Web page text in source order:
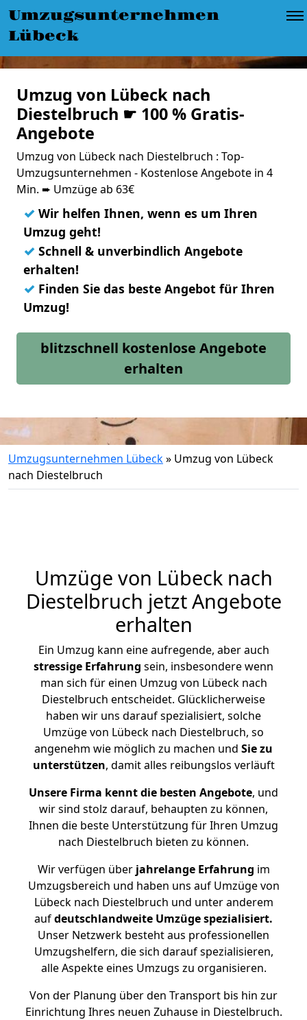
Umzugsunternehmen
Lübeck
Umzug von Lübeck nach
Diestelbruch ☛ 100 % Gratis-
Angebote
Umzug von Lübeck nach Diestelbruch : Top-
Umzugsunternehmen - Kostenlose Angebote in 4
Min. ➨ Umzüge ab 63€
✓ Wir helfen Ihnen, wenn es um Ihren
Umzug geht!
✓ Schnell & unverbindlich Angebote
erhalten!
✓ Finden Sie das beste Angebot für Ihren
Umzug!
blitzschnell kostenlose Angebote
erhalten
Umzugsunternehmen Lübeck» Umzug von Lübeck
nach Diestelbruch
Umzüge von Lübeck nach
Diestelbruch jetzt Angebote
erhalten
Ein Umzug kann eine aufregende, aber auch
stressige Erfahrung sein, insbesondere wenn
man sich für einen Umzug von Lübeck nach
Diestelbruch entscheidet. Glücklicherweise
haben wir uns darauf spezialisiert, solche
Umzüge von Lübeck nach Diestelbruch, so
angenehm wie möglich zu machen und Sie zu
unterstützen, damit alles reibungslos verläuft
Unsere Firma kennt die besten Angebote, und
wir sind stolz darauf, behaupten zu können,
Ihnen die beste Unterstützung für Ihren Umzug
nach Diestelbruch bieten zu können.
Wir verfügen überjahrelange Erfahrung im
Umzugsbereich und haben uns auf Umzüge von
Lübeck nach Diestelbruch und unter anderem
aufdeutschlandweite Umzüge spezialisiert.
Unser Netzwerk besteht aus professionellen
Umzugshelfern, die sich darauf spezialisieren,
alle Aspekte eines Umzugs zu organisieren.
Von der Planung über den Transport bis hin zur
Einrichtung Ihres neuen Zuhause in Diestelbruch.